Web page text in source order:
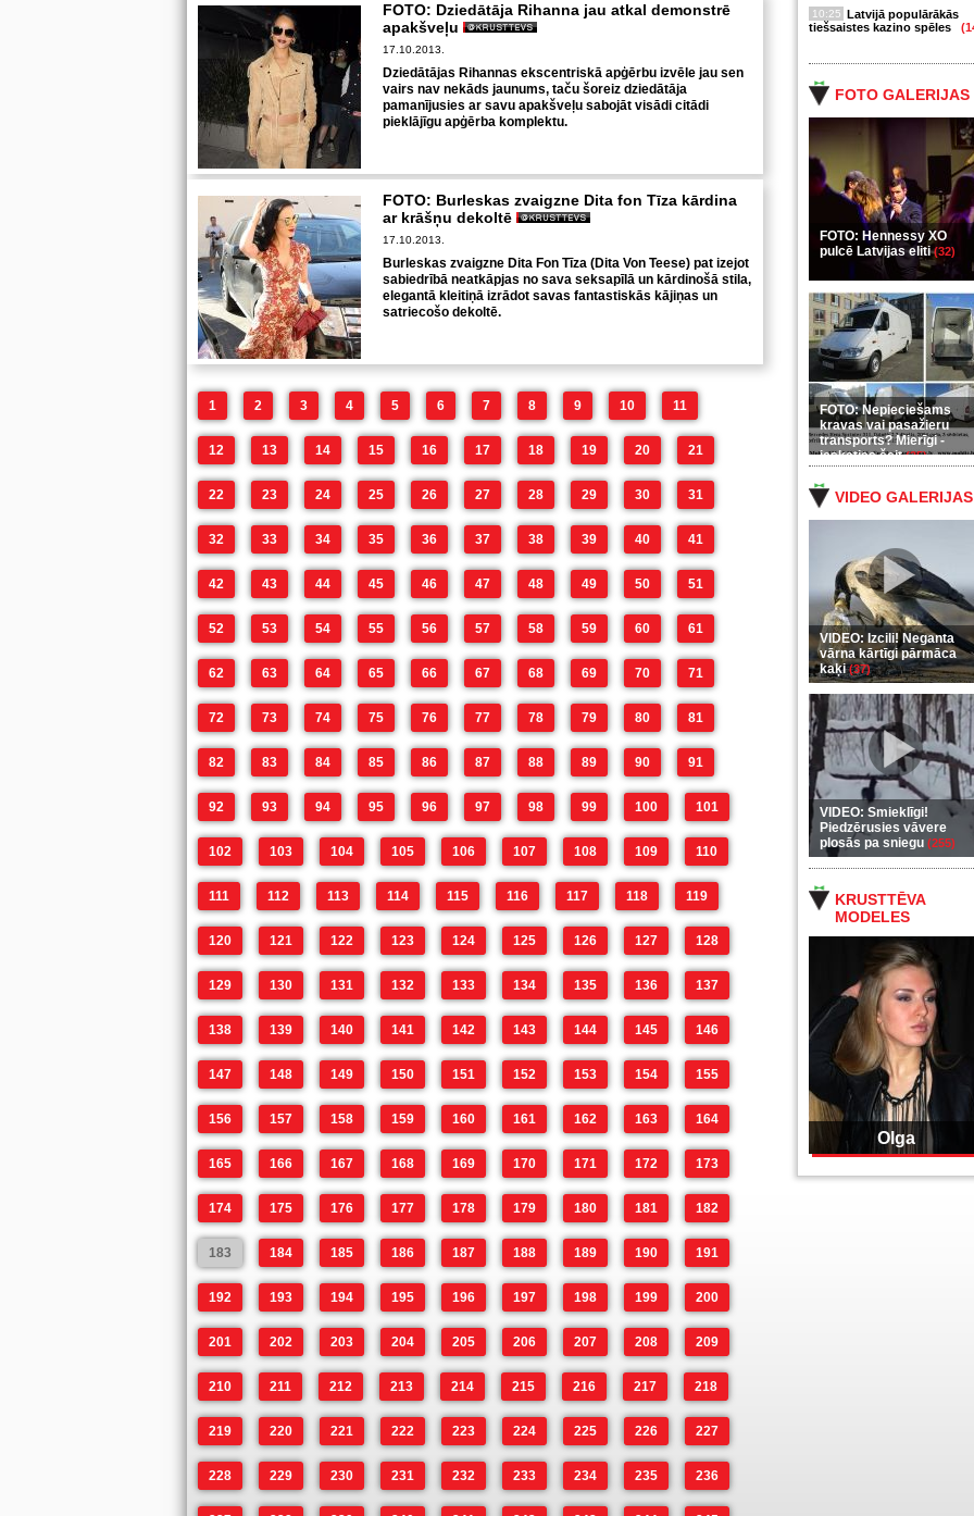
10:25 Latvijā populārākās
tiešsaistes kazino spēles
FOTO GALERIJAS
FOTO: Hennessy XO
pulcē Latvijas eliti(32)
FOTO: Nepieciešams
kravas vai pasažieru
transports? Mierīgi -
ieskaties šeit(35)
VIDEO GALERIJAS
VIDEO: Izcili! Neganta
vārna kārtīgi pārmāca
kaķi(37)
VIDEO: Smieklīgi!
Piedzērusies vāvere
plosās pa sniegu (255)
KRUSTTĒVA
MODELES
Olga
FOTO: Dziedātāja Rihanna jau atkal demonstrē
apakšveļu
17.10.2013.
Dziedātājas Rihannas ekscentriskā apģērbu izvēle jau sen
vairs nav nekāds jaunums, taču šoreiz dziedātāja
pamanījusies ar savu apakšveļu sabojāt visādi citādi
pieklājīgu apģērba komplektu.
FOTO: Burleskas zvaigzne Dita fon Tīza kārdina
ar krāšņu dekoltē
17.10.2013.
Burleskas zvaigzne Dita Fon Tīza (Dita Von Teese) pat izejot
sabiedrībā neatkāpjas no sava seksapīlā un kārdinošā stila,
elegantā kleitiņā izrādot savas fantastiskās kājiņas un
satriecošo dekoltē.
1 2 3 4 5 6 7 8 9 10 11
12 13 14 15 16 17 18 19 20 21
22 23 24 25 26 27 28 29 30 31
32 33 34 35 36 37 38 39 40 41
42 43 44 45 46 47 48 49 50 51
52 53 54 55 56 57 58 59 60 61
62 63 64 65 66 67 68 69 70 71
72 73 74 75 76 77 78 79 80 81
82 83 84 85 86 87 88 89 90 91
92 93 94 95 96 97 98 99 100 101
102 103 104 105 106 107 108 109 110
111 112 113 114 115 116 117 118 119
120 121 122 123 124 125 126 127 128
129 130 131 132 133 134 135 136 137
138 139 140 141 142 143 144 145 146
147 148 149 150 151 152 153 154 155
156 157 158 159 160 161 162 163 164
165 166 167 168 169 170 171 172 173
174 175 176 177 178 179 180 181 182
183 184 185 186 187 188 189 190 191
192 193 194 195 196 197 198 199 200
201 202 203 204 205 206 207 208 209
210 211 212 213 214 215 216 217 218
219 220 221 222 223 224 225 226 227
228 229 230 231 232 233 234 235 236